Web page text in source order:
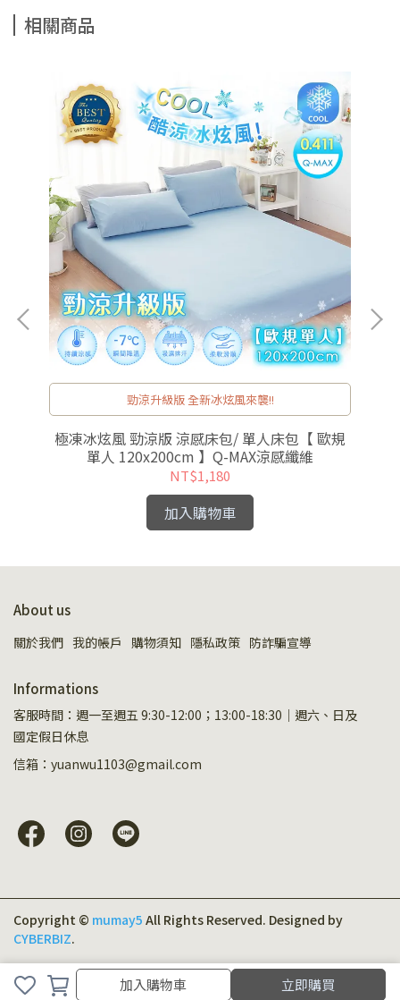
加入購物車
加入購物車 立即購買
相關商品
勁涼升級版 全新冰炫風來襲!!
極凍冰炫風 勁涼版 涼感床包/ 單人床包【 歐規
單人 120x200cm 】Q-MAX涼感纖維
NT$1,180
加入購物車
About us
關於我們 我的帳戶 購物須知 隱私政策 防詐騙宣導
Informations
客服時間：週一至週五 9:30-12:00；13:00-18:30｜週六、日及
國定假日休息
信箱：yuanwu1103@gmail.com
Copyright © mumay5 All Rights Reserved. Designed by
CYBERBIZ.